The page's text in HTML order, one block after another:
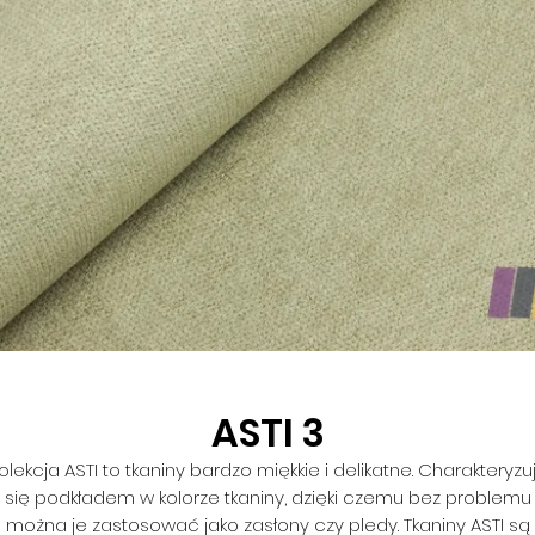
ASTI 3
ASTI to tkaniny bardzo miękkie i delikatne.
się podkładem w kolorze tkaniny, dzięki czemu bez problemu
można je zastosować jako zasłony czy pledy. Tkaniny ASTI są